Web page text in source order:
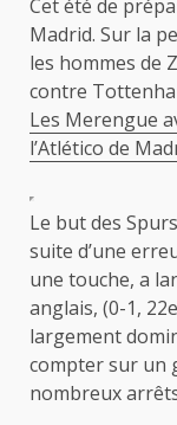
Cet été de
Madrid. Sur la
les hommes de
contre
Les Merengue
l’Atlético de
Le but des
suite d’une
une touche, a
anglais, (0-1,
largement
compter sur un
nombreux